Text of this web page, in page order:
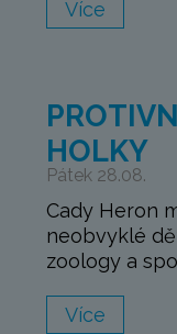
Více
HOLKY
Pátek 28.08.
Cady Heron
neobvyklé
zoology a
Více